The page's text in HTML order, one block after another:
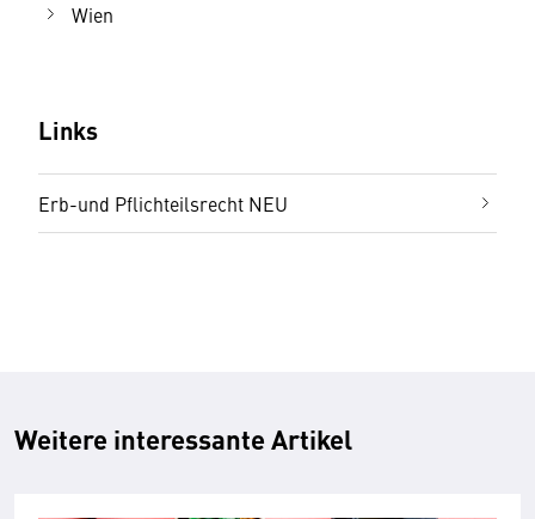
Wien
Links
Erb-und Pflichteilsrecht NEU
Weitere interessante Artikel